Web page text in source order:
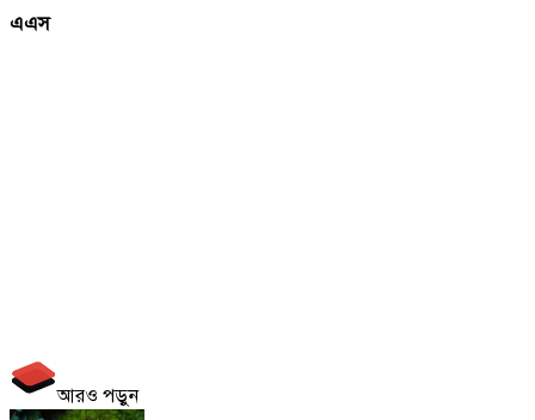
এএস
আরও পড়ুন